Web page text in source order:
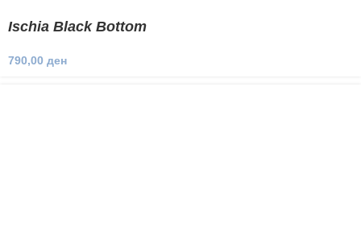
Ischia Black Bottom
790,00 ден